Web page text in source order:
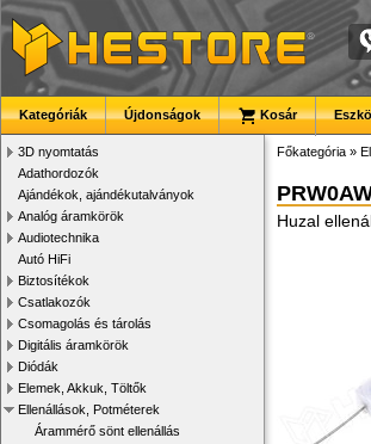
Kategóriák Újdonságok Kosár
3D nyomtatás
Adathordozók
Ajándékok, ajándékutalványok
Analóg áramkörök
Audiotechnika
Autó HiFi
Biztosítékok
Csatlakozók
Csomagolás és tárolás
Digitális áramkörök
Diódák
Elemek, Akkuk, Töltők
Ellenállások, Potméterek
Árammérő sönt ellenállás
Főkategória »
Huzal